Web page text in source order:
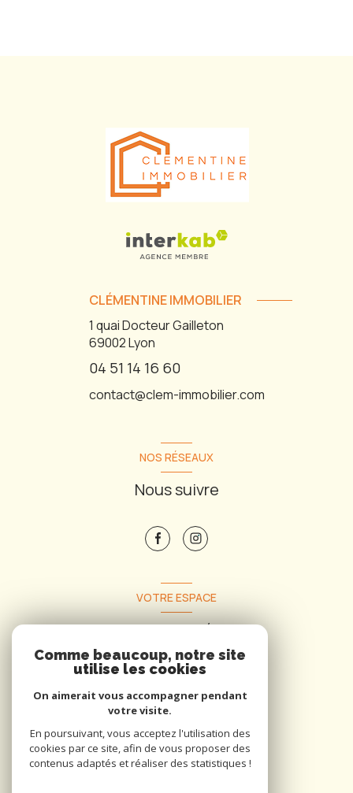
CLÉMENTINE IMMOBILIER
1 quai Docteur Gailleton
69002Lyon
04 51 14 16 60
contact@clem-immobilier.com
NOS RÉSEAUX
Nous suivre
VOTRE ESPACE
Espace propriétaire
Comme beaucoup, notre site
utilise les cookies
On aimerait vous accompagner pendant
votre visite.
En poursuivant, vous acceptez l'utilisation des
cookies par ce site, afin de vous proposer des
contenus adaptés et réaliser des statistiques !